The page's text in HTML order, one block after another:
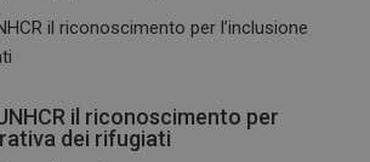
il riconoscimento per
dei rifugiati